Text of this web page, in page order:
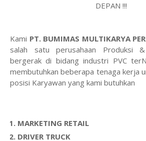
DEPAN !!!
Kami PT. BUMIMAS MULTIKARYA
salah satu perusahaan Produksi
bergerak di bidang industri PVC
membutuhkan beberapa tenaga kerja
posisi Karyawan yang kami butuhkan
MARKETING RETAIL
DRIVER TRUCK